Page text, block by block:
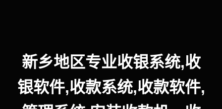
新乡地区专业收银系统,收
银软件,收款系统,收款软件,